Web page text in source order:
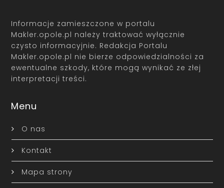
Informacje zamieszczone w portalu
Makler.opole.pl należy traktować wyłącznie
czysto informacyjnie. Redakcja Portalu
Makler.opole.pl nie bierze odpowiedzialności za
ewentualne szkody, które mogą wynikać ze złej
interpretacji treści.
Menu
O nas
Kontakt
Mapa strony